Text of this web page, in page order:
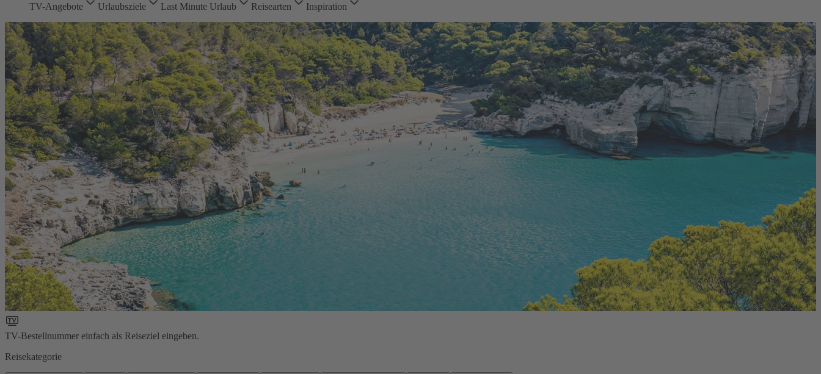
TV-Angebote Urlaubsziele Last Minute Urlaub Reisearten Inspiration
TV-Bestellnummer einfach als Reiseziel eingeben.
Reisekategorie